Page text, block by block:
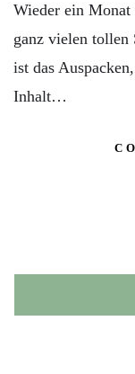
Wieder ein
ganz vielen tollen
ist das
Inhalt…